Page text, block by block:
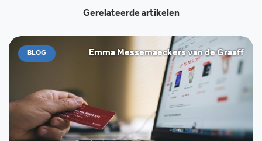
Gerelateerde artikelen
BLOG Emma Messemaeckers van de Graaff